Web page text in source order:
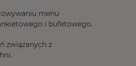
menu
i bufetowego.
związanych z